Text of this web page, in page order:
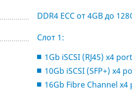
DDR4 ECC от 4GB до
Слот 1:
1Gb iSCSI (RJ45) x4
10Gb iSCSI (SFP+) x4
16Gb Fibre Channel x4